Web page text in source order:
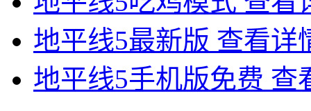
地平线5最新版 查看详
地平线5手机版免费 查